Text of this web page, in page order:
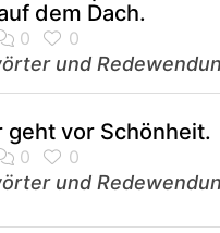
dem Dach.
und
geht vor Schönheit.
und